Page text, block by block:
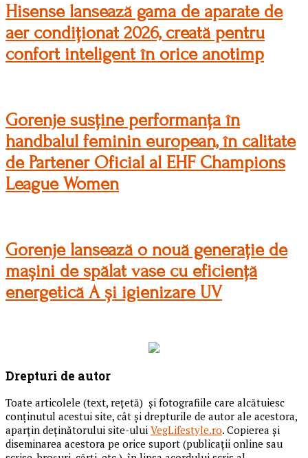
Hisense lansează gama de aparate de
aer condiționat 2026, creată pentru
confort inteligent în orice anotimp
Gorenje susține performanța în
handbalul feminin european, în calitate
de Partener Oficial al EHF Champions
League Women
Gorenje lansează o nouă generație de
mașini de spălat vase cu eficiență
energetică A și igienizare UV
Drepturi de autor
Toate articolele (text, reţetă) și fotografiile care alcătuiesc
conținutul acestui site, cât și drepturile de autor ale acestora,
aparțin deținătorului site-ului VegLifestyle.ro. Copierea și
diseminarea acestora pe orice suport (publicații online sau